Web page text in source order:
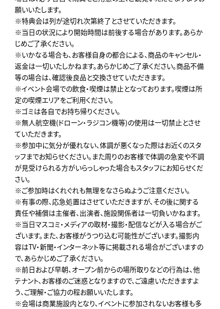
願いいたします。
※特典会は列が途切れ次第終了とさせていただきます。
※当日の状況により開始時間は前後する場合があります。あらか
じめご了承ください。
※いかなる場合も、お客様自身の都合による、商品のキャンセル・
返金は一切いたしかねます。あらかじめご了承ください。商品不備
等の場合は、確認後良品と交換させていただきます。
※イベント会場での飲食・喫煙は禁止となっております。喫煙は所
定の喫煙エリアをご利用ください。
※ゴミは各自でお持ち帰りください。
※無人航空機(ドローン・ラジコン機等)の使用は一切禁止とさせ
ていただきます。
※参加中に気分が優れない、体調が悪くなった際はお近くのスタ
ッフまでお知らせください。また周りのお客様で体調の急変や不調
が見受けられる方がいらっしゃった場合もスタッフにお知らせくだ
さい。
※ご参加時はくれぐれも無理をなさらぬようご注意ください。
※有事の際、応急処置はさせていただきますが、その後に関する
責任や補償は主催者、出演者、施設関係者は一切負いかねます。
※当日マスコミ・メディアの取材・撮影・配信などが入る場合がご
ざいます。また、お客様がうつり込む可能性がございます。撮影内
容はTV・新聞・インターネット等に掲載される場合がございますの
で、あらかじめご了承ください。
※前日および早朝、オープン前からの場所取りなどの行為は、他
テナント、お客様のご迷惑となりますので、ご遠慮いただきますよ
う、ご理解・ご協力の程お願いいたします。
※会場は商業施設内となり、イベントに参加されないお客様も多